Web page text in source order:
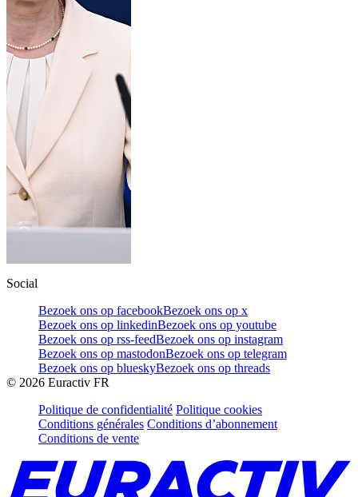
Social
Bezoek ons op facebookBezoek ons op x
Bezoek ons op linkedinBezoek ons op youtube
Bezoek ons op rss-feedBezoek ons op instagram
Bezoek ons op mastodonBezoek ons op telegram
Bezoek ons op blueskyBezoek ons op threads
© 2026 Euractiv FR
Politique de confidentialité Politique cookies
Conditions générales Conditions d’abonnement
Conditions de vente